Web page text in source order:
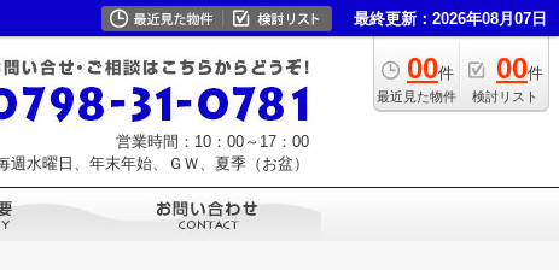
最終更新：2026年08月07日
00件
最近見た物件
00件
検討リスト
営業時間：10：00～17：00
週水曜日、年末年始、ＧＷ、夏季（お盆）